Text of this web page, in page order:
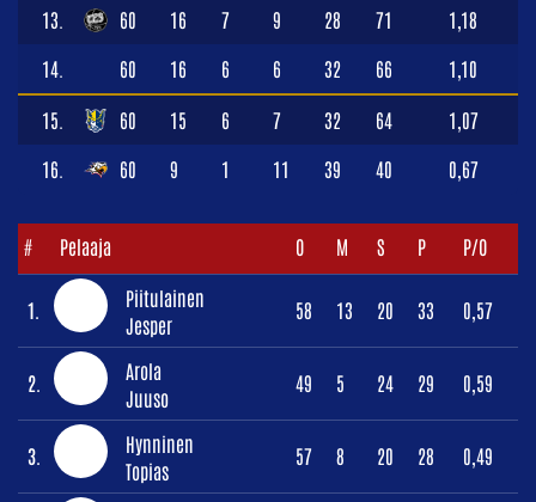
13. 60 16 7 9 28 71 1,18
14. 60 16 6 6 32 66 1,10
15. 60 15 6 7 32 64 1,07
16. 60 9 1 11 39 40 0,67
# Pelaaja O M S P P/O
1.
Piitulainen
Jesper
58 13 20 33 0,57
2.
Arola
Juuso
49 5 24 29 0,59
3.
Hynninen
Topias
57 8 20 28 0,49